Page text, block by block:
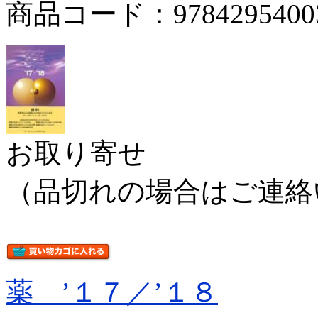
商品コード：
お取り寄せ
（品切れの場合はご連
薬 ’１７／’１８